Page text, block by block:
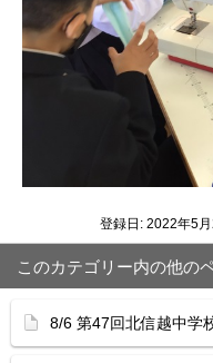
登録日: 2022年5月
このカテゴリー内の他の
8/6 第47回北信越中